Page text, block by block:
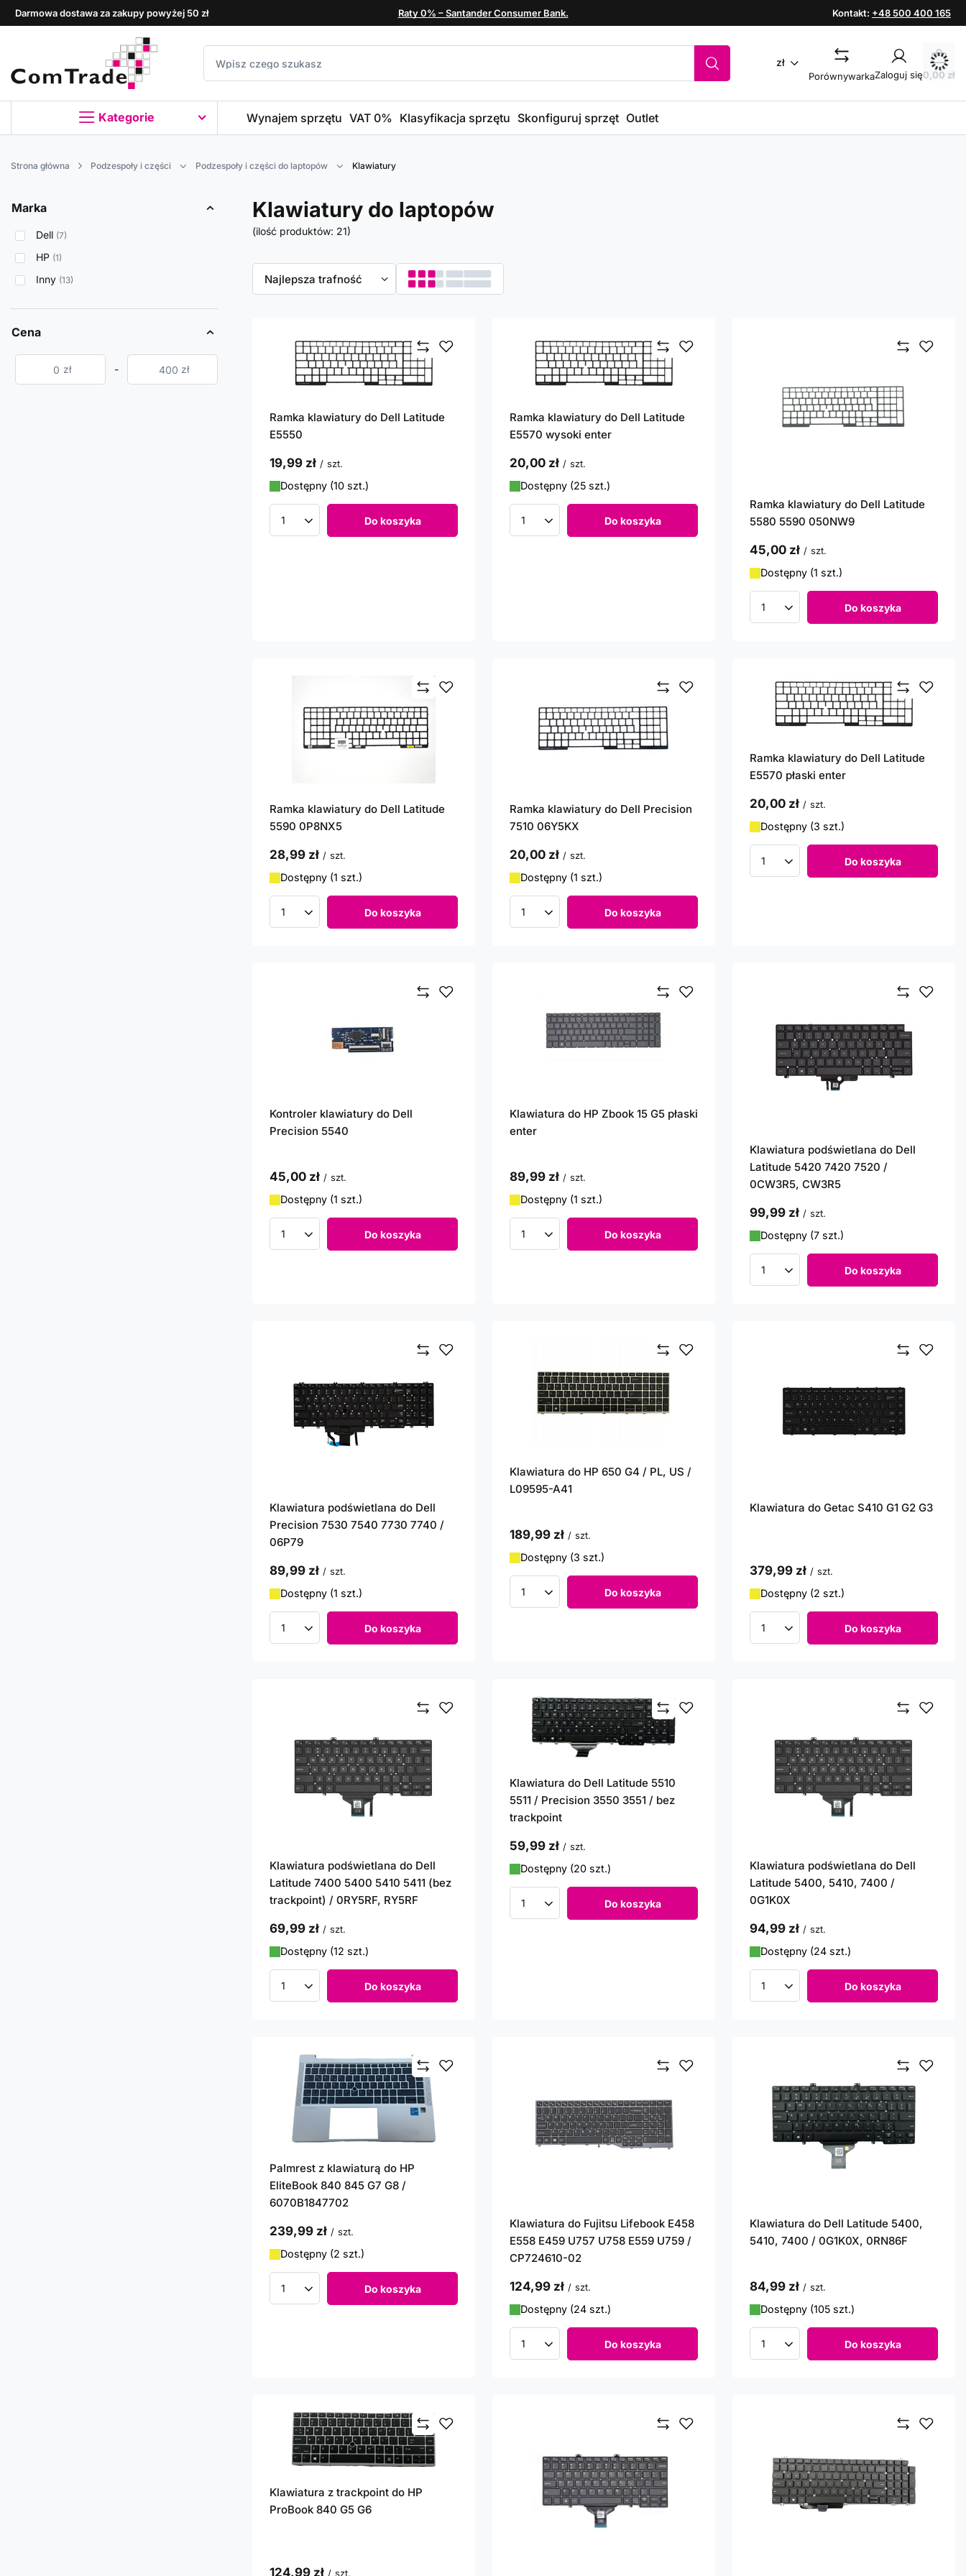
Darmowa dostawa za zakupy powyżej 50 zł Raty 0% – Santander Consumer Bank. Kontakt: +48 500 400 165
zł
PorównywarkaZaloguj się0,00 zł
Kategorie Wynajem sprzętu VAT 0% Klasyfikacja sprzętu Skonfiguruj sprzęt Outlet
Strona główna Podzespoły i części Podzespoły i części do laptopów Klawiatury
Marka
Dell 7
HP 1
Inny 13
Cena
zł - zł
Klawiatury do laptopów
(ilość produktów: 21)
Zmień sortowanie
Najlepsza trafność
Ramka klawiatury do Dell Latitude
E5550
19,99 zł / szt.
Dostępny (10 szt.)
Ilość produktów Do koszyka
Ramka klawiatury do Dell Latitude
E5570 wysoki enter
20,00 zł / szt.
Dostępny (25 szt.)
Ilość produktów Do koszyka
Ramka klawiatury do Dell Latitude
5580 5590 050NW9
45,00 zł / szt.
Dostępny (1 szt.)
Ilość produktów Do koszyka
Ramka klawiatury do Dell Latitude
5590 0P8NX5
28,99 zł / szt.
Dostępny (1 szt.)
Ilość produktów Do koszyka
Ramka klawiatury do Dell Precision
7510 06Y5KX
20,00 zł / szt.
Dostępny (1 szt.)
Ilość produktów Do koszyka
Ramka klawiatury do Dell Latitude
E5570 płaski enter
20,00 zł / szt.
Dostępny (3 szt.)
Ilość produktów Do koszyka
Kontroler klawiatury do Dell
Precision 5540
45,00 zł / szt.
Dostępny (1 szt.)
Ilość produktów Do koszyka
Klawiatura do HP Zbook 15 G5 płaski
enter
89,99 zł / szt.
Dostępny (1 szt.)
Ilość produktów Do koszyka
Klawiatura podświetlana do Dell
Latitude 5420 7420 7520 /
0CW3R5, CW3R5
99,99 zł / szt.
Dostępny (7 szt.)
Ilość produktów Do koszyka
Klawiatura podświetlana do Dell
Precision 7530 7540 7730 7740 /
06P79
89,99 zł / szt.
Dostępny (1 szt.)
Ilość produktów Do koszyka
Klawiatura do HP 650 G4 / PL, US /
L09595-A41
189,99 zł / szt.
Dostępny (3 szt.)
Ilość produktów Do koszyka
Klawiatura do Getac S410 G1 G2 G3
379,99 zł / szt.
Dostępny (2 szt.)
Ilość produktów Do koszyka
Klawiatura podświetlana do Dell
Latitude 7400 5400 5410 5411 (bez
trackpoint) / 0RY5RF, RY5RF
69,99 zł / szt.
Dostępny (12 szt.)
Ilość produktów Do koszyka
Klawiatura do Dell Latitude 5510
5511 / Precision 3550 3551 / bez
trackpoint
59,99 zł / szt.
Dostępny (20 szt.)
Ilość produktów Do koszyka
Klawiatura podświetlana do Dell
Latitude 5400, 5410, 7400 /
0G1K0X
94,99 zł / szt.
Dostępny (24 szt.)
Ilość produktów Do koszyka
Palmrest z klawiaturą do HP
EliteBook 840 845 G7 G8 /
6070B1847702
239,99 zł / szt.
Dostępny (2 szt.)
Ilość produktów Do koszyka
Klawiatura do Fujitsu Lifebook E458
E558 E459 U757 U758 E559 U759 /
CP724610-02
124,99 zł / szt.
Dostępny (24 szt.)
Ilość produktów Do koszyka
Klawiatura do Dell Latitude 5400,
5410, 7400 / 0G1K0X, 0RN86F
84,99 zł / szt.
Dostępny (105 szt.)
Ilość produktów Do koszyka
Klawiatura z trackpoint do HP
ProBook 840 G5 G6
124,99 zł / szt.